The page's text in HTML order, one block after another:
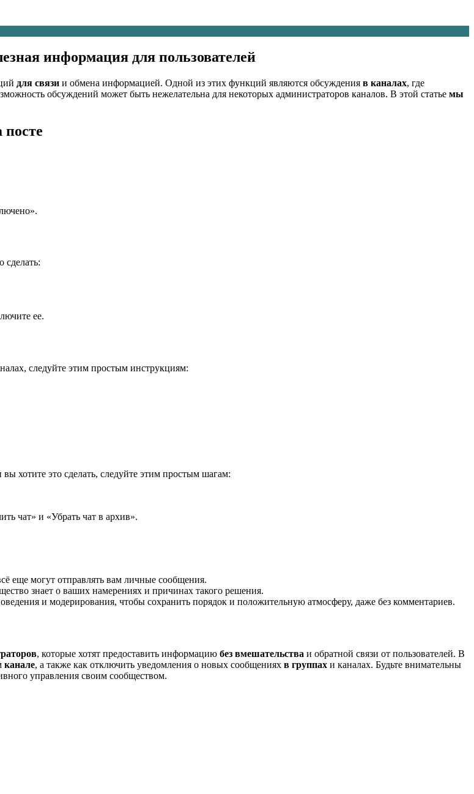
информация для пользователей
для связи и обмена информацией. Одной из этих функций являются обсуждения в каналах, где
обсуждений может быть нежелательна для некоторых администраторов каналов. В этой статье мы
сделать:
ее.
следуйте этим простым инструкциям:
хотите это сделать, следуйте этим простым шагам:
чат» и «Убрать чат в архив».
еще могут отправлять вам личные сообщения.
знает о ваших намерениях и причинах такого решения.
и модерирования, чтобы сохранить порядок и положительную атмосферу, даже без комментариев.
, которые хотят предоставить информацию без вмешательства и обратной связи от пользователей. В
канале, а также как отключить уведомления о новых сообщениях в группах и каналах. Будьте внимательны
управления своим сообществом.